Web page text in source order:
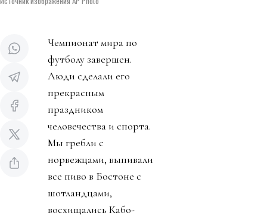
Чемпионат мира по
футболу завершен.
Люди сделали его
прекрасным
праздником
человечества и спорта.
Мы гребли с
норвежцами, выпивали
все пиво в Бостоне с
шотландцами,
восхищались Кабо-